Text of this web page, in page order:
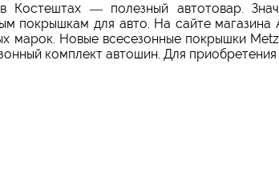
— полезный автотовар.
покрышкам для авто. На сайте
марок. Новые всесезонные покрышки
комплект автошин. Для